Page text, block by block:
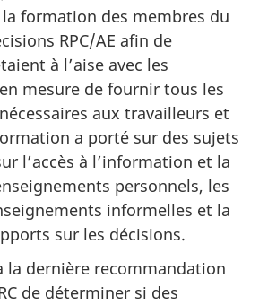
formation des membres du
RPC/AE afin de
à l’aise avec les
mesure de fournir tous les
aux travailleurs et
a porté sur des sujets
l’accès à l’information et la
personnels, les
informelles et la
sur les décisions.
la dernière recommandation
de déterminer si des